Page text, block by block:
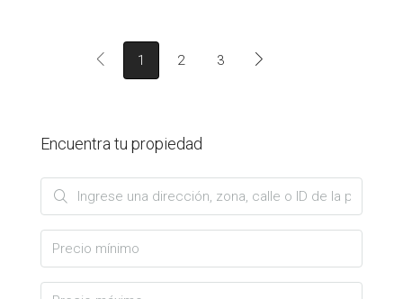
1 2 3
Encuentra tu propiedad